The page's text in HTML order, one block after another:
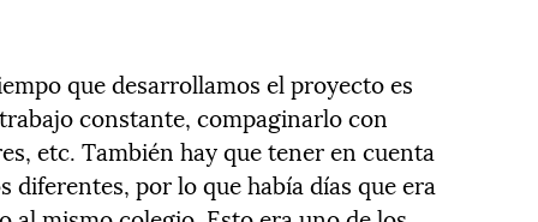
que desarrollamos el proyecto es
constante, compaginarlo con
etc. También hay que tener en cuenta
diferentes, por lo que había días que era